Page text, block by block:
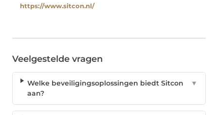
https://www.sitcon.nl/
Veelgestelde vragen
Welke beveiligingsoplossingen biedt Sitcon
aan?
▼